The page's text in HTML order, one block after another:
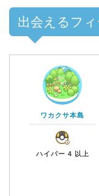
出会えるフ
ワカクサ本島
ハイパー 4 以上